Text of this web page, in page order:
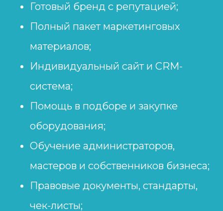
Готовый бренд с репутацией;
Полный пакет маркетинговых
материалов;
Индивидуальный сайт и CRM-
система;
Помощь в подборе и закупке
оборудования;
Обучение администраторов,
мастеров и собственников бизнеса;
Правовые документы, стандарты,
чек-листы;